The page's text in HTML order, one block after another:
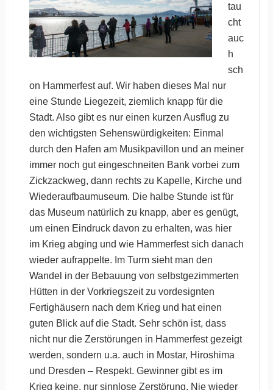
tau
cht
auc
h
sch
on Hammerfest auf. Wir haben dieses Mal nur
eine Stunde Liegezeit, ziemlich knapp für die
Stadt. Also gibt es nur einen kurzen Ausflug zu
den wichtigsten Sehenswürdigkeiten: Einmal
durch den Hafen am Musikpavillon und an meiner
immer noch gut eingeschneiten Bank vorbei zum
Zickzackweg, dann rechts zu Kapelle, Kirche und
Wiederaufbaumuseum. Die halbe Stunde ist für
das Museum natürlich zu knapp, aber es genügt,
um einen Eindruck davon zu erhalten, was hier
im Krieg abging und wie Hammerfest sich danach
wieder aufrappelte. Im Turm sieht man den
Wandel in der Bebauung von selbstgezimmerten
Hütten in der Vorkriegszeit zu vordesignten
Fertighäusern nach dem Krieg und hat einen
guten Blick auf die Stadt. Sehr schön ist, dass
nicht nur die Zerstörungen in Hammerfest gezeigt
werden, sondern u.a. auch in Mostar, Hiroshima
und Dresden – Respekt. Gewinner gibt es im
Krieg keine, nur sinnlose Zerstörung. Nie wieder